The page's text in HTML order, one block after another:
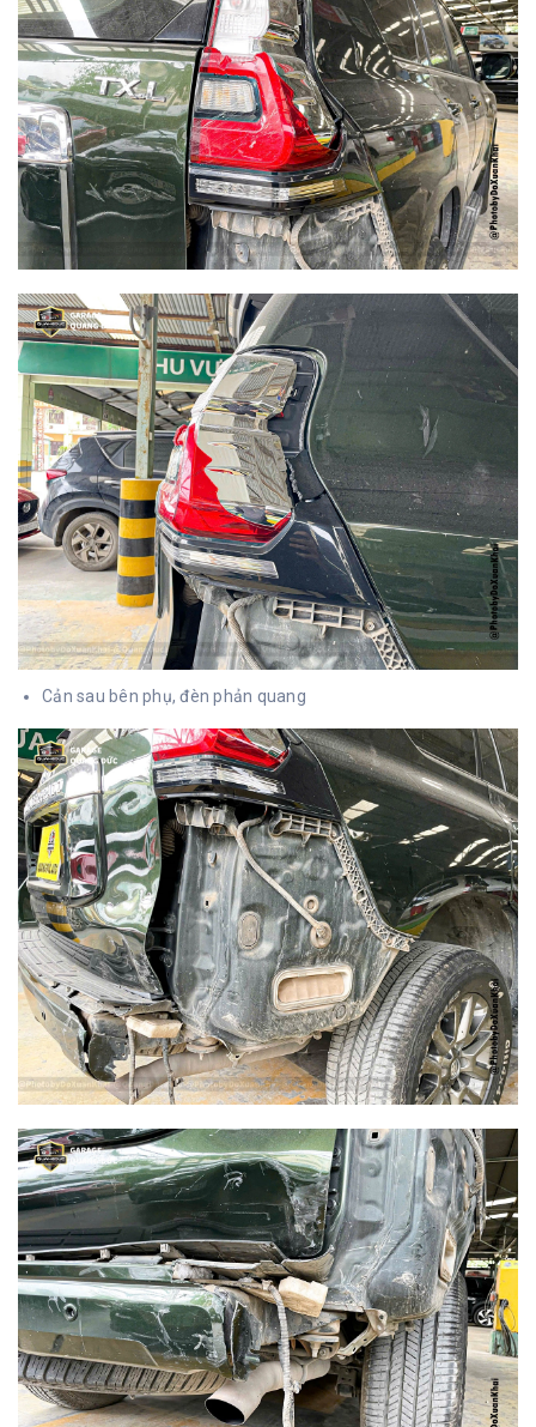
Cản sau bên phụ, đèn phản quang